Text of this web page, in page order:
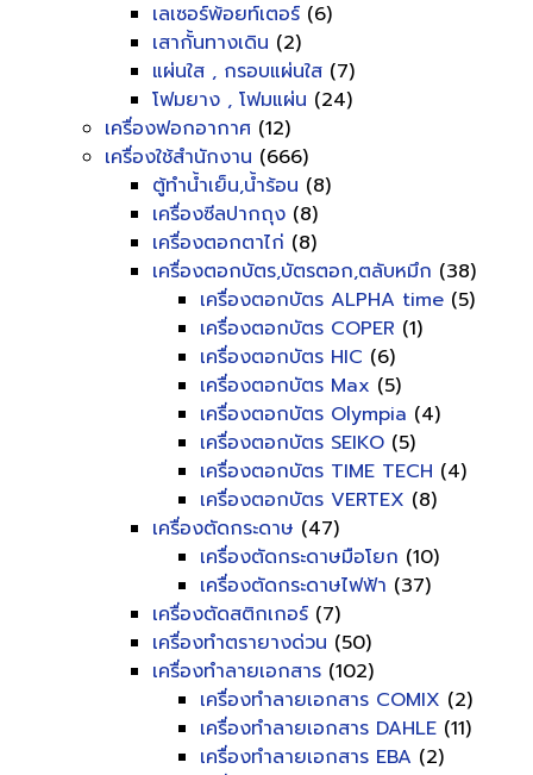
เลเซอร์พ้อยท์เตอร์ (6)
เสากั้นทางเดิน (2)
แผ่นใส , กรอบแผ่นใส (7)
โฟมยาง , โฟมแผ่น (24)
เครื่องฟอกอากาศ (12)
เครื่องใช้สำนักงาน (666)
ตู้ทำน้ำเย็น,น้ำร้อน (8)
เครื่องซีลปากถุง (8)
เครื่องตอกตาไก่ (8)
เครื่องตอกบัตร,บัตรตอก,ตลับหมึก (38)
เครื่องตอกบัตร ALPHA time (5)
เครื่องตอกบัตร COPER (1)
เครื่องตอกบัตร HIC (6)
เครื่องตอกบัตร Max (5)
เครื่องตอกบัตร Olympia (4)
เครื่องตอกบัตร SEIKO (5)
เครื่องตอกบัตร TIME TECH (4)
เครื่องตอกบัตร VERTEX (8)
เครื่องตัดกระดาษ (47)
เครื่องตัดกระดาษมือโยก (10)
เครื่องตัดกระดาษไฟฟ้า (37)
เครื่องตัดสติกเกอร์ (7)
เครื่องทำตรายางด่วน (50)
เครื่องทำลายเอกสาร (102)
เครื่องทำลายเอกสาร COMIX (2)
เครื่องทำลายเอกสาร DAHLE (11)
เครื่องทำลายเอกสาร EBA (2)